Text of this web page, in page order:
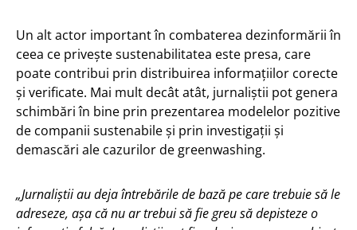
Un alt actor important în combaterea dezinformării în
ceea ce privește sustenabilitatea este presa, care
poate contribui prin distribuirea informațiilor corecte
și verificate. Mai mult decât atât, jurnaliștii pot genera
schimbări în bine prin prezentarea modelelor pozitive
de companii sustenabile și prin investigații și
demascări ale cazurilor de greenwashing.
„Jurnaliștii au deja întrebările de bază pe care trebuie să le
adreseze, așa că nu ar trebui să fie greu să depisteze o